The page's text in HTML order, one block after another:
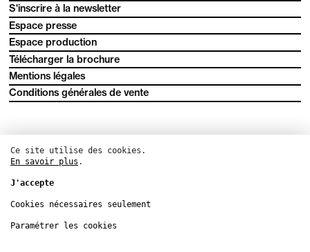
S'inscrire à la newsletter
Espace presse
Espace production
Télécharger la brochure
Mentions légales
Conditions générales de vente
Ce site utilise des cookies.
En savoir plus .
J'accepte
Cookies nécessaires seulement
Paramétrer les cookies